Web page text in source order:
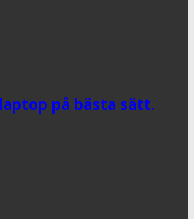
på bästa sätt.